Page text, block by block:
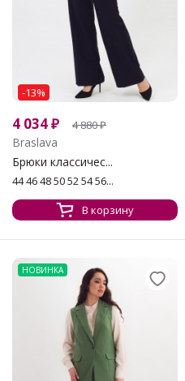
-13%
4 034₽ 4 880₽
Braslava
Брюки классичес...
44 46 48 50 52 54 56...
В корзину
НОВИНКА